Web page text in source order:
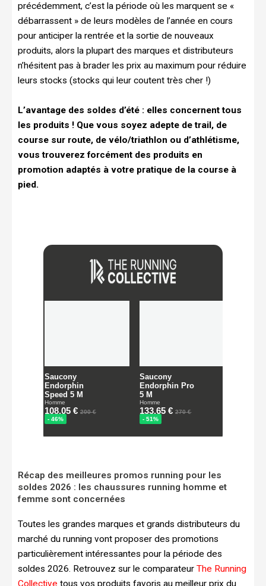
précédemment, c’est la période où les marquent se «
débarrassent » de leurs modèles de l’année en cours
pour anticiper la rentrée et la sortie de nouveaux
produits, alors la plupart des marques et distributeurs
n’hésitent pas à brader les prix au maximum pour réduire
leurs stocks (stocks qui leur coutent très cher !)
L’avantage des soldes d’été : elles concernent tous
les produits ! Que vous soyez adepte de trail, de
course sur route, de vélo/triathlon ou d’athlétisme,
vous trouverez forcément des produits en
promotion adaptés à votre pratique de la course à
pied.
Récap des meilleures promos running pour les
soldes 2026 : les chaussures running homme et
femme sont concernées
Toutes les grandes marques et grands distributeurs du
marché du running vont proposer des promotions
particulièrement intéressantes pour la période des
soldes 2026. Retrouvez sur le comparateur The Running
Collective tous vos produits favoris au meilleur prix du